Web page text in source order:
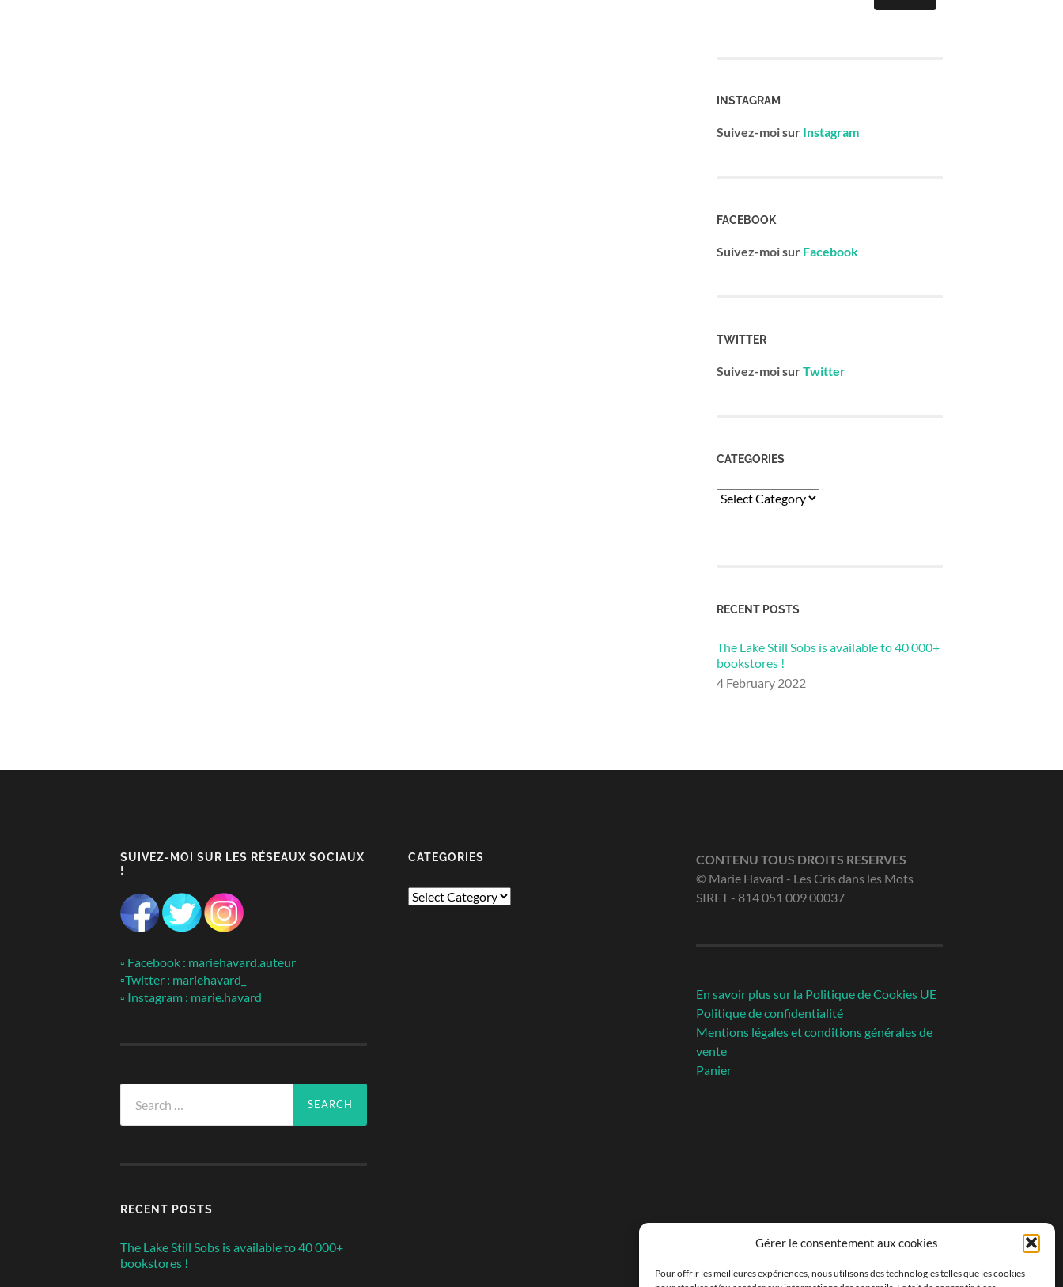
Gérer le consentement aux cookies
Pour offrir les meilleures expériences, nous utilisons des technologies telles que les cookies
INSTAGRAM
Suivez-moi sur Instagram
FACEBOOK
Suivez-moi sur Facebook
TWITTER
Suivez-moi surTwitter
CATEGORIES
Categories
RECENT POSTS
The Lake Still Sobs is available to 40 000+
bookstores !
4 February 2022
SUIVEZ-MOI SUR LES RÉSEAUX SOCIAUX
!
▫ Facebook : mariehavard.auteur
▫Twitter : mariehavard_
▫ Instagram : marie.havard
for:
RECENT POSTS
The Lake Still Sobs is available to 40 000+
bookstores !
CATEGORIES
Categories
CONTENU TOUS DROITS RESERVES
© Marie Havard - Les Cris dans les Mots
SIRET - 814 051 009 00037
En savoir plus sur la Politique de Cookies UE
Politique de confidentialité
Mentions légales et conditions générales de
vente
Panier